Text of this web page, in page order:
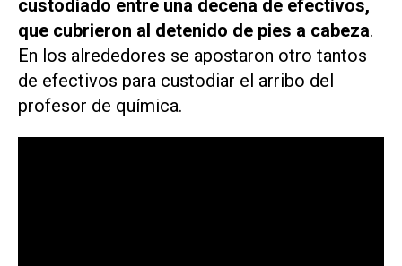
custodiado entre una decena de efectivos,
que cubrieron al detenido de pies a cabeza.
En los alrededores se apostaron otro tantos
de efectivos para custodiar el arribo del
profesor de química.